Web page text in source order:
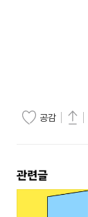
공감
관련글